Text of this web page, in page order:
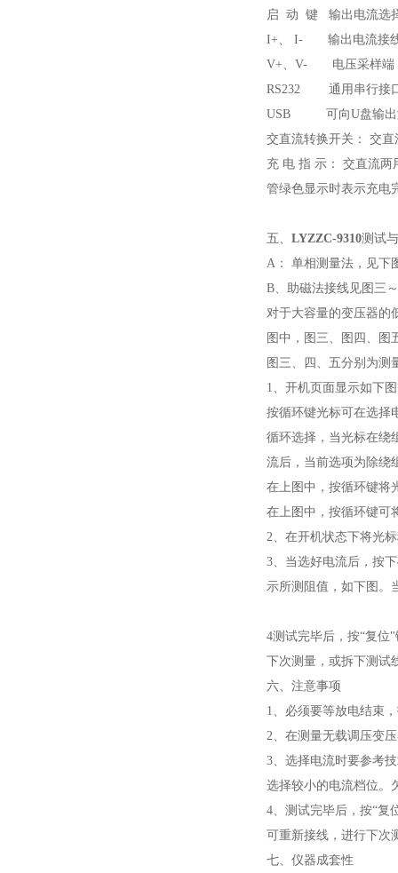
启 动 键 输出电流选
I+、 I- 输出电流接线
V+、V- 电压采样端
RS232 通用串行接口
USB 可向U盘输出
交直流转换开关： 交
充 电 指 示： 交直流两
管绿色显示时表示充电
五、 LYZZC-9310测试
A： 单相测量法，见下
B、助磁法接线见图三
对于大容量的变压器的
图中，图三、图四、图
图三、四、五分别为测
1、开机页面显示如下
按循环键光标可在选择
循环选择，当光标在绕
流后，当前选项为除绕
在上图中，按循环键将
在上图中，按循环键可
2、在开机状态下将光
3、当选好电流后，按
示所测阻值，如下图。
4测试完毕后，按“复位
下次测量，或拆下测试
六、注意事项
1、必须要等放电结束
2、在测量无载调压变
3、选择电流时要参考
选择较小的电流档位。
4、测试完毕后，按“复
可重新接线，进行下次
七、仪器成套性